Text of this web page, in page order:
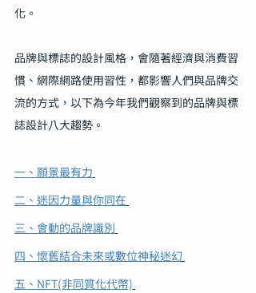
化。
品牌與標誌的設計風格，會隨著經濟與消費習
慣、網際網路使用習性，都影響人們與品牌交
流的方式，以下為今年我們觀察到的品牌與標
誌設計八大趨勢。
一、願景最有力
二、迷因力量與你同在
三、會動的品牌識別
四、懷舊結合未來或數位神秘迷幻
五、NFT(非同質化代幣)